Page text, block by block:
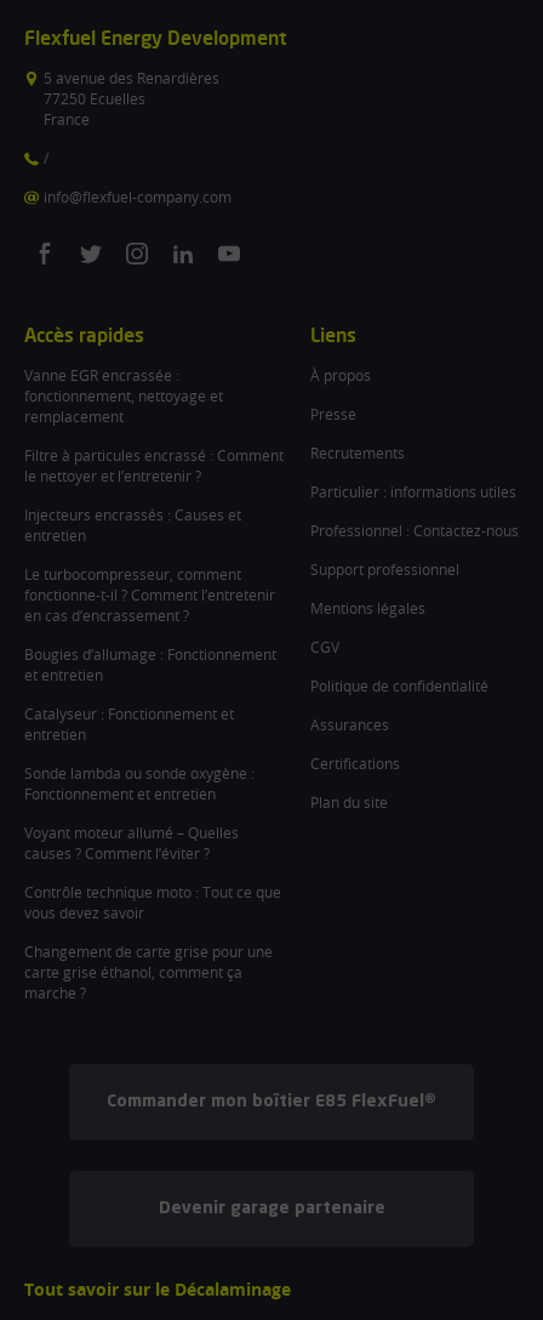
Flexfuel Energy Development
5 avenue des Renardières
77250 Ecuelles
France
/
info@flexfuel-company.com
On
On
On
On
On
Accès rapides
Vanne EGR encrassée :
fonctionnement, nettoyage et
remplacement
Filtre à particules encrassé : Comment
le nettoyer et l’entretenir ?
Injecteurs encrassés : Causes et
entretien
Le turbocompresseur, comment
fonctionne-t-il ? Comment l’entretenir
en cas d’encrassement ?
Bougies d’allumage : Fonctionnement
et entretien
Catalyseur : Fonctionnement et
entretien
Sonde lambda ou sonde oxygène :
Fonctionnement et entretien
Voyant moteur allumé – Quelles
causes ? Comment l’éviter ?
Contrôle technique moto : Tout ce que
vous devez savoir
Changement de carte grise pour une
carte grise éthanol, comment ça
marche ?
Liens
À propos
Presse
Recrutements
Particulier : informations utiles
Professionnel : Contactez-nous
Support professionnel
Mentions légales
CGV
Politique de confidentialité
Assurances
Certifications
Plan du site
Commander mon boîtier E85 FlexFuel®
Devenir garage partenaire
Tout savoir sur le Décalaminage